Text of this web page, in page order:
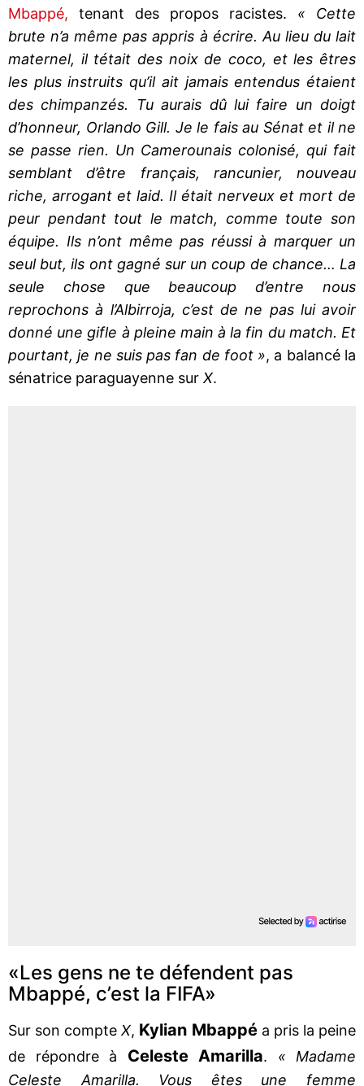
Mbappé, tenant des propos racistes. « Cette
brute n’a même pas appris à écrire. Au lieu du lait
maternel, il tétait des noix de coco, et les êtres
les plus instruits qu’il ait jamais entendus étaient
des chimpanzés. Tu aurais dû lui faire un doigt
d’honneur, Orlando Gill. Je le fais au Sénat et il ne
se passe rien. Un Camerounais colonisé, qui fait
semblant d’être français, rancunier, nouveau
riche, arrogant et laid. Il était nerveux et mort de
peur pendant tout le match, comme toute son
équipe. Ils n’ont même pas réussi à marquer un
seul but, ils ont gagné sur un coup de chance… La
seule chose que beaucoup d’entre nous
reprochons à l’Albirroja, c’est de ne pas lui avoir
donné une gifle à pleine main à la fin du match. Et
pourtant, je ne suis pas fan de foot », a balancé la
sénatrice paraguayenne sur X.
«Les gens ne te défendent pas
Mbappé, c’est la FIFA»
Sur son compteX, Kylian Mbappéa pris la peine
de répondre à Celeste Amarilla. « Madame
Celeste Amarilla. Vous êtes une femme